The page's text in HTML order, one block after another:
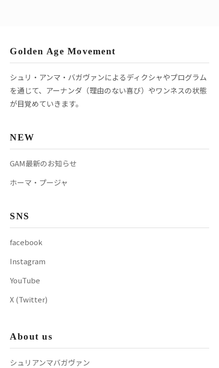
Golden Age Movement
シュリ・アンマ・バガヴァンによるディクシャやプログラム
を通じて、アーナンダ（理由のない喜び）やワンネスの状態
が目覚めていきます。
NEW
GAM最新のお知らせ
ホーマ・プージャ
SNS
facebook
Instagram
YouTube
X (Twitter)
About us
シュリアンマバガヴァン